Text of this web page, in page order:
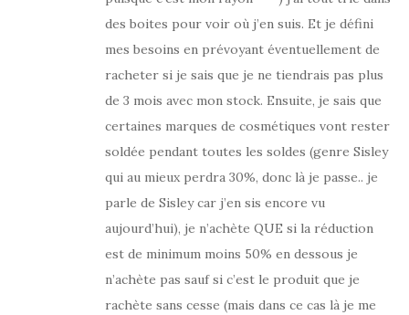
des boites pour voir où j’en suis. Et je défini
mes besoins en prévoyant éventuellement de
racheter si je sais que je ne tiendrais pas plus
de 3 mois avec mon stock. Ensuite, je sais que
certaines marques de cosmétiques vont rester
soldée pendant toutes les soldes (genre Sisley
qui au mieux perdra 30%, donc là je passe.. je
parle de Sisley car j’en sis encore vu
aujourd’hui), je n’achète QUE si la réduction
est de minimum moins 50% en dessous je
n’achète pas sauf si c’est le produit que je
rachète sans cesse (mais dans ce cas là je me